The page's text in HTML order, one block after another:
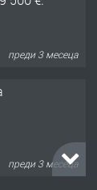
преди 3 месеца
преди 3 месеца